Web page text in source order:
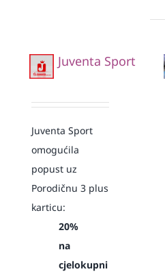
Juventa Sport
Juventa Sport
omogućila
popust uz
Porodičnu 3 plus
karticu:
20%
na
cjelokupni